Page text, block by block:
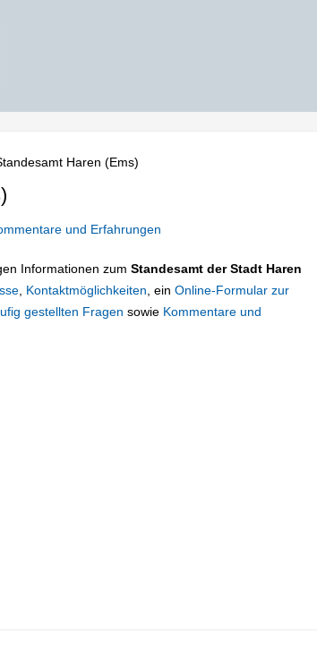
Haren (Ems)
und Erfahrungen
Informationen zum Standesamt der Stadt Haren
Kontaktmöglichkeiten , ein Online-Formular zur
gestellten Fragen sowie Kommentare und